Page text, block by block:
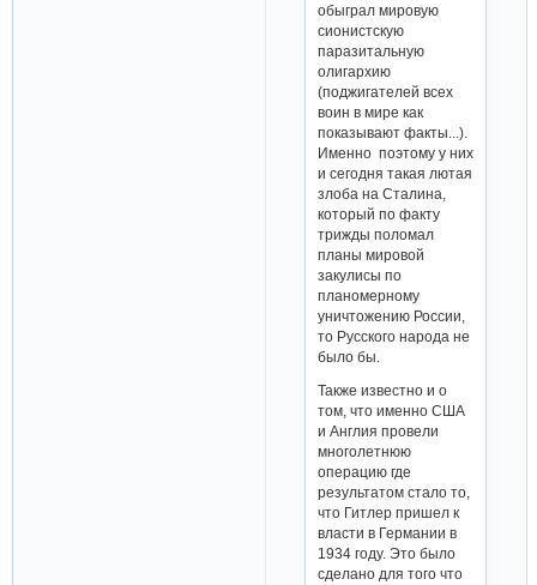
обыграл мировую
сионистскую
паразитальную
олигархию
(поджигателей всех
воин в мире как
показывают факты...).
Именно поэтому у них
и сегодня такая лютая
злоба на Сталина,
который по факту
трижды поломал
планы мировой
закулисы по
планомерному
уничтожению России,
то Русского народа не
было бы.
Также известно и о
том, что именно США
и Англия провели
многолетнюю
операцию где
результатом стало то,
что Гитлер пришел к
власти в Германии в
1934 году. Это было
сделано для того что